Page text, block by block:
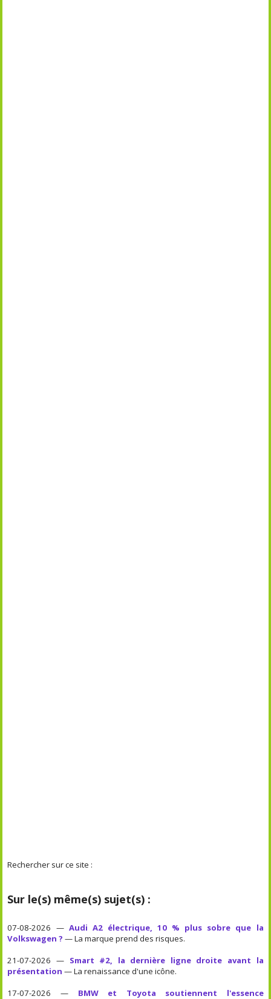
Rechercher sur ce site :
Sur le(s) même(s) sujet(s) :
07-08-2026 — Audi A2 électrique, 10 % plus sobre que la
Volkswagen ? — La marque prend des risques.
21-07-2026 — Smart #2, la dernière ligne droite avant la
présentation — La renaissance d'une icône.
17-07-2026 — BMW et Toyota soutiennent l'essence